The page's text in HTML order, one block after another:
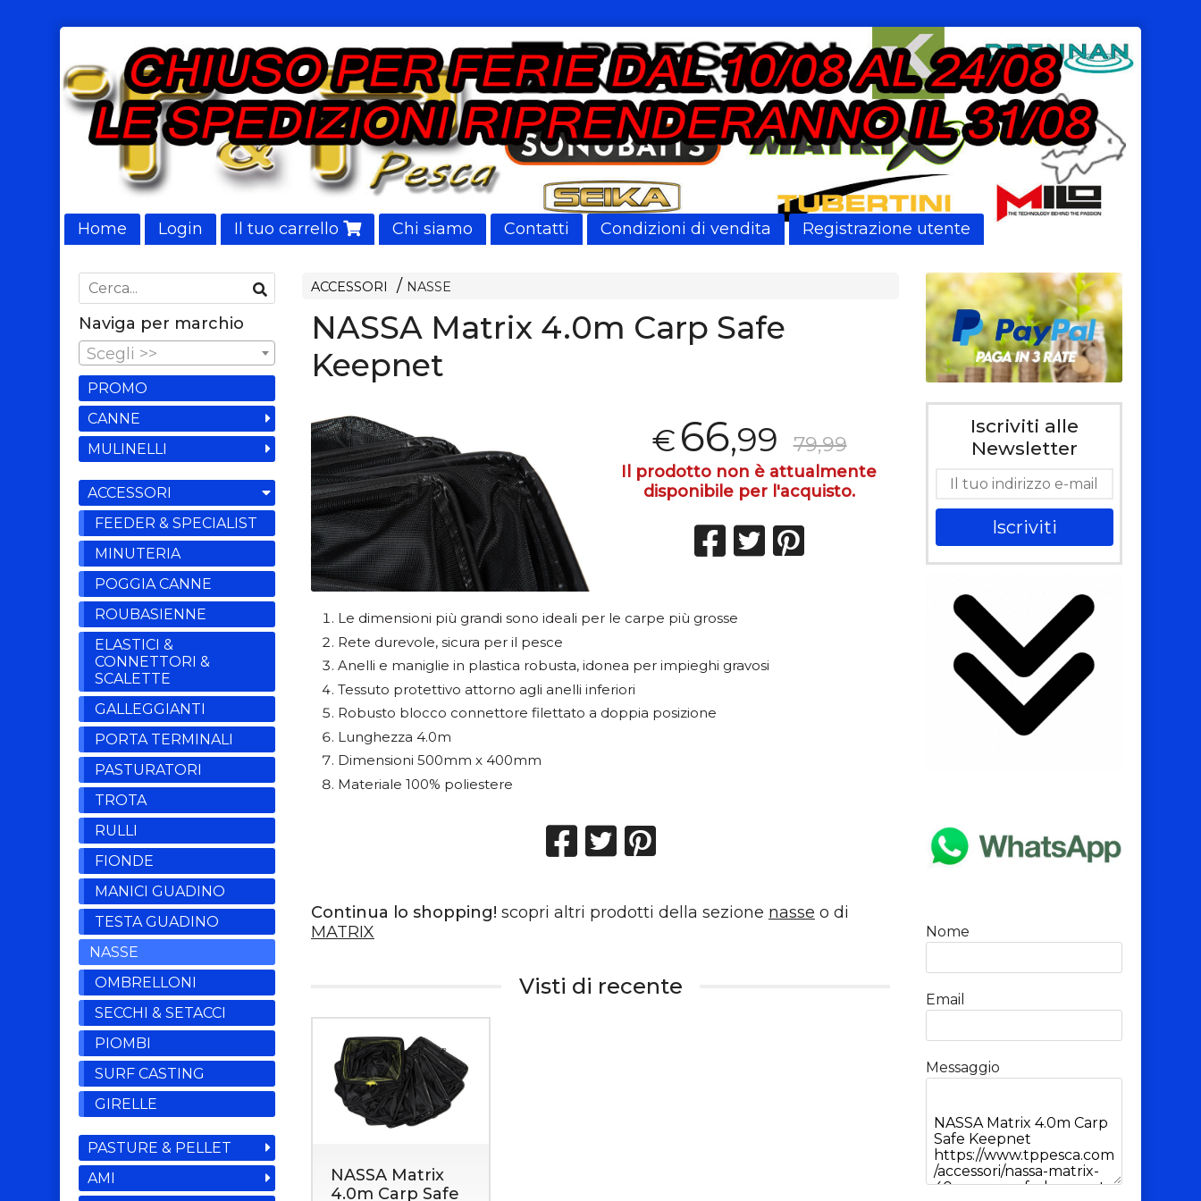
Home Login Il tuo carrello Chi siamo Contatti Condizioni di vendita
Registrazione utente
ACCESSORI NASSE
NASSA Matrix 4.0m Carp Safe
Keepnet
€66,99 79,99
Il prodotto non è attualmente
disponibile per l'acquisto.
Le dimensioni più grandi sono ideali per le carpe più grosse
Rete durevole, sicura per il pesce
Anelli e maniglie in plastica robusta, idonea per impieghi gravosi
Tessuto protettivo attorno agli anelli inferiori
Robusto blocco connettore filettato a doppia posizione
Lunghezza 4.0m
Dimensioni 500mm x 400mm
Materiale 100% poliestere
Continua lo shopping! scopri altri prodotti della sezione nasse o di
MATRIX
Visti di recente
NASSA Matrix
4.0m Carp Safe
Naviga per marchio
Scegli >>
PROMO
CANNE
MULINELLI
ACCESSORI
FEEDER & SPECIALIST
MINUTERIA
POGGIA CANNE
ROUBASIENNE
ELASTICI &
CONNETTORI &
SCALETTE
GALLEGGIANTI
PORTA TERMINALI
PASTURATORI
TROTA
RULLI
FIONDE
MANICI GUADINO
TESTA GUADINO
NASSE
OMBRELLONI
SECCHI & SETACCI
PIOMBI
SURF CASTING
GIRELLE
PASTURE & PELLET
AMI
Iscriviti alle
Newsletter
Iscriviti
Nome
Email
Messaggio